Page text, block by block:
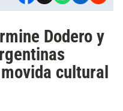
Dodero y
cultural